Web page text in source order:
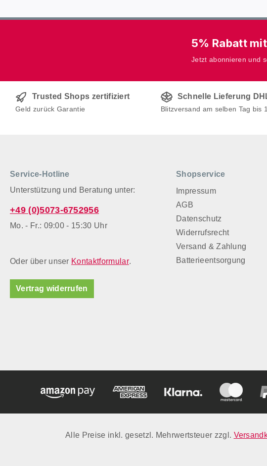
5% Rabatt
Jetzt abonnieren und
Trusted Shops zertifiziert
Geld zurück Garantie
Schnelle Lieferung
Blitzversand am selben Tag bis
Service-Hotline
Unterstützung und Beratung unter:
+49 (0)5073-6752956
Mo. - Fr.: 09:00 - 15:30 Uhr
Oder über unser Kontaktformular.
Vertrag widerrufen
Shopservice
Impressum
AGB
Datenschutz
Widerrufsrecht
Versand & Zahlung
Batterieentsorgung
Alle Preise inkl. gesetzl. Mehrwertsteuer zzgl.